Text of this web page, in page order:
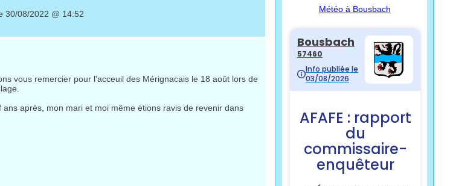
30/08/2022 @ 14:52
vous remercier pour l'acceuil des Mérignacais le 18 août lors de
après, mon mari et moi même étions ravis de revenir dans
Météo à Bousbach